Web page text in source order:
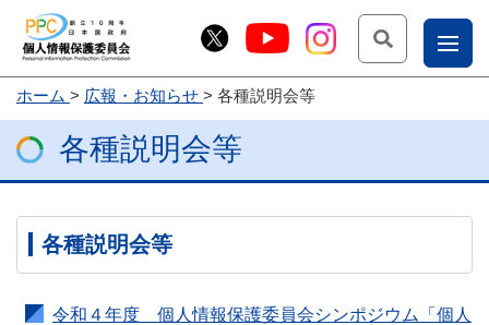
問
こー
ー部
ホーム 広報・お知らせ 各種説明会等
各種説明会等
各種説明会等
令和４年度 個人情報保護委員会シンポジウム「個人